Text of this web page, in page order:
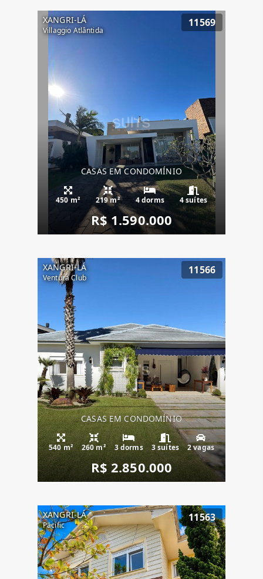
XANGRI-LÁ
Villaggio Atlântida
11569
CASAS EM CONDOMÍNIO
450 m² 219 m² 4 dorms 4 suítes
R$ 1.590.000
XANGRI-LÁ
Ventura Club
11566
CASAS EM CONDOMÍNIO
540 m² 260 m² 3 dorms 3 suítes 2 vagas
R$ 2.850.000
XANGRI-LÁ
Pacific
11563